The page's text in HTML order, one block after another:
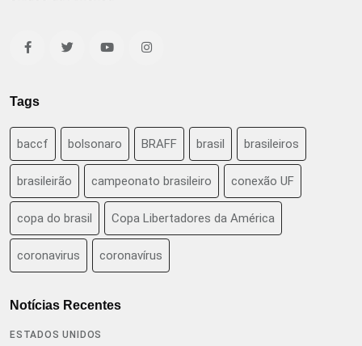
Tags
baccf bolsonaro BRAFF brasil brasileiros
brasileirão campeonato brasileiro conexão UF
copa do brasil Copa Libertadores da América
coronavirus coronavírus
Notícias Recentes
ESTADOS UNIDOS